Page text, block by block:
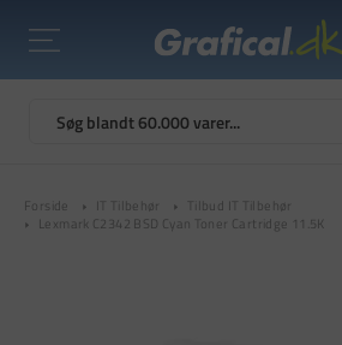
Forside IT Tilbehør
Tilbud IT Tilbehør
Lexmark C2342 BSD Cyan Toner Cartridge 11.5K